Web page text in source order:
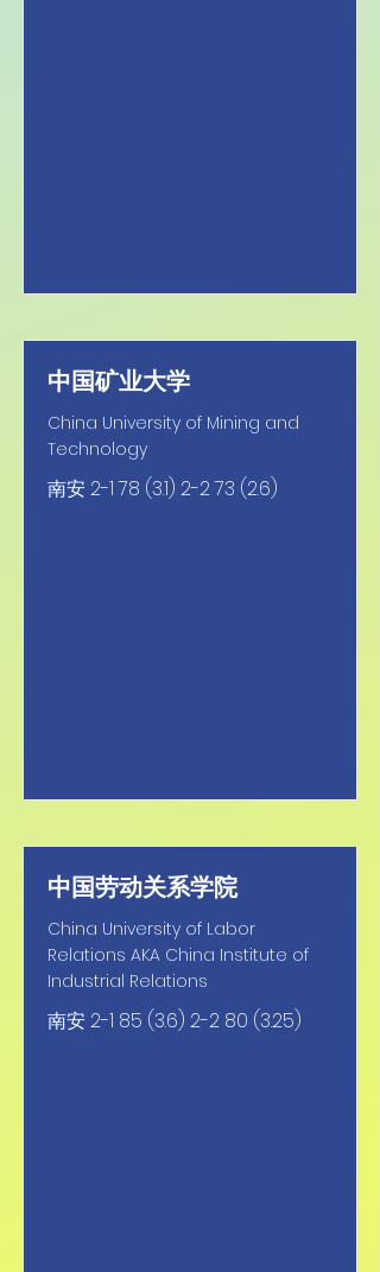
中国矿业大学
China University of Mining and
Technology
南安2-1 78 (3.1) 2-2 73 (2.6)
中国劳动关系学院
China University of Labor
Relations AKA China Institute of
Industrial Relations
南安2-1 85 (3.6) 2-2 80 (3.25)